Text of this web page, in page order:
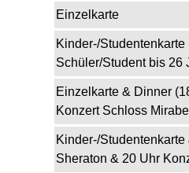
Einzelkarte
Kinder-/
Schüler/Student bis 26
Einzelkarte & Dinner
Konzert Schloss
Kinder-/
Sheraton & 20 Uhr